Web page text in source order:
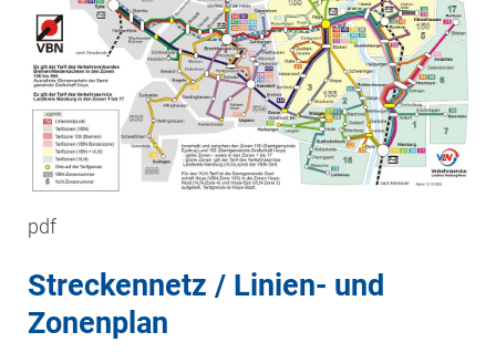
pdf
Streckennetz / Linien- und
Zonenplan